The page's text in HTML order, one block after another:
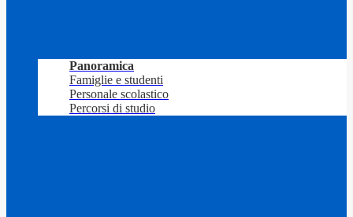
Panoramica
Famiglie e studenti
Personale scolastico
Percorsi di studio